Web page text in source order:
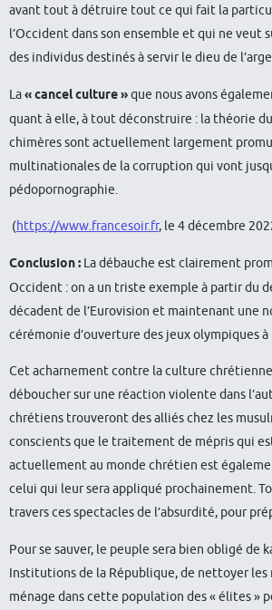
avant tout à détruire tout ce qui fait la
l’Occident dans son ensemble et qui ne veut
des individus destinés à servir le dieu de
La« cancel culture »que nous avons
quant à elle, à tout déconstruire : la théorie
chimères sont actuellement largement
multinationales de la corruption qui vont
pédopornographie.
(https://www.francesoir.fr, le 4 décembre
Conclusion : La débauche est clairement
Occident : on a un triste exemple à partir du
décadent de l’Eurovision et maintenant une
cérémonie d’ouverture des jeux olympiques à
Cet acharnement contre la culture
déboucher sur une réaction violente dans
chrétiens trouveront des alliés chez les
conscients que le traitement de mépris qui
actuellement au monde chrétien est
celui qui leur sera appliqué prochainement.
travers ces spectacles de l’absurdité, pour
Pour se sauver, le peuple sera bien obligé de
Institutions de la République, de nettoyer les
ménage dans cette population des « élites »